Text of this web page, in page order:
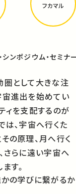
フカマル
ンポジウム・セミナ
圏として大きな注
宙進出を始めてい
ィを支配するのが
は、宇宙へ行くた
の原理、月へ行く
さらに遠い宇宙へ
す。
の学びに繋がるか